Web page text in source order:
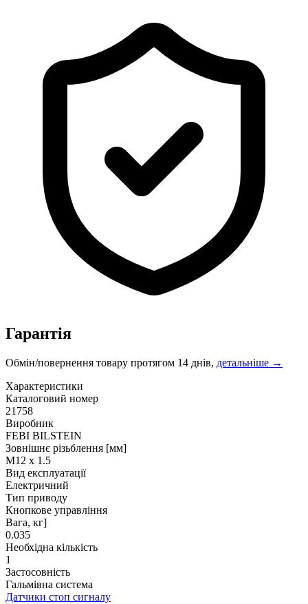
Гарантія
Обмін/повернення товару протягом 14 днів, детальніше →
Характеристики
Каталоговий номер
21758
Виробник
FEBI BILSTEIN
Зовнішнє різьблення [мм]
M12 x 1.5
Вид експлуатації
Електричний
Тип приводу
Кнопкове управління
Вага, кг]
0.035
Необхідна кількість
1
Застосовність
Гальмівна система
Датчики стоп сигналу